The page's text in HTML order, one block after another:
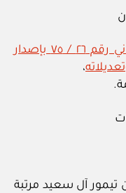
المرسوم السلطاني رقم ٢٦ / ٧٥ بإصدار
،
آل سعيد مرتبة